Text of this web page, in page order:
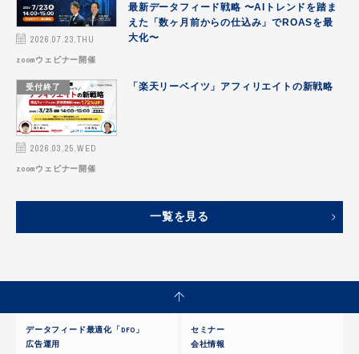
2026.07.23.THU
zoomウェビナー開催
最新データフィード戦略 〜AIトレンドを踏ま
えた「数ヶ月前からの仕込み」でROASを最
大化〜
受付終了
2026.03.25.WED
zoomウェビナー開催
「楽天リーベイツ」アフィリエイトの新戦略
一覧を見る
データフィード最適化「DFO」
広告運用
セミナー
会社情報